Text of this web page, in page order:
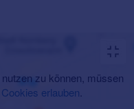
zu können, müssen
Cookies erlauben.